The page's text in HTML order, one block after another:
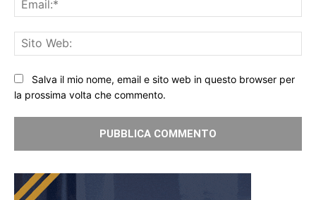
Salva il mio nome, email e sito web in questo browser per
la prossima volta che commento.